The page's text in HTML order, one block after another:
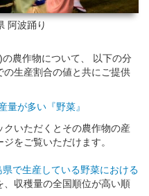
阿波踊り
農作物について、 以下の分
生産割合の値と共にご提供
量が多い『野菜』
いただくとその農作物の産
をご覧いただけます。
県で生産している野菜における
、収穫量の全国順位が高い順